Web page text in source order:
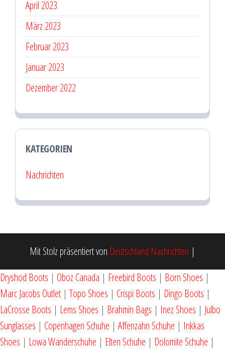
April 2023
März 2023
Februar 2023
Januar 2023
Dezember 2022
KATEGORIEN
Nachrichten
Mit Stolz präsentiert von Deutschland Nachrichten |
Dryshod Boots | Oboz Canada | Freebird Boots | Born Shoes |
Marc Jacobs Outlet | Topo Shoes | Crispi Boots | Dingo Boots |
LaCrosse Boots | Lems Shoes | Brahmin Bags | Inez Shoes | Julbo
Sunglasses | Copenhagen Schuhe | Affenzahn Schuhe | Inkkas
Shoes | Lowa Wanderschuhe | Elten Schuhe | Dolomite Schuhe |